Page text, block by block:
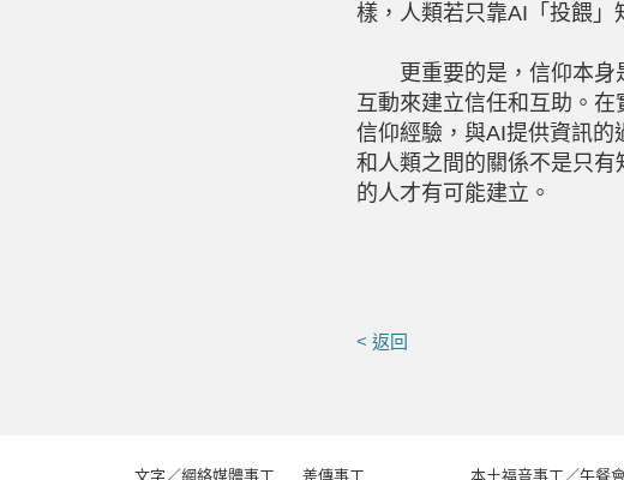
樣，人類若只靠AI「投餵」
更重要的是，信仰本身
互動來建立信任和互助。
信仰經驗，與AI提供資訊
和人類之間的關係不是只
的人才有可能建立。
< 返回
文字／網絡媒體事工 差傳事工 本土福音事工／午餐